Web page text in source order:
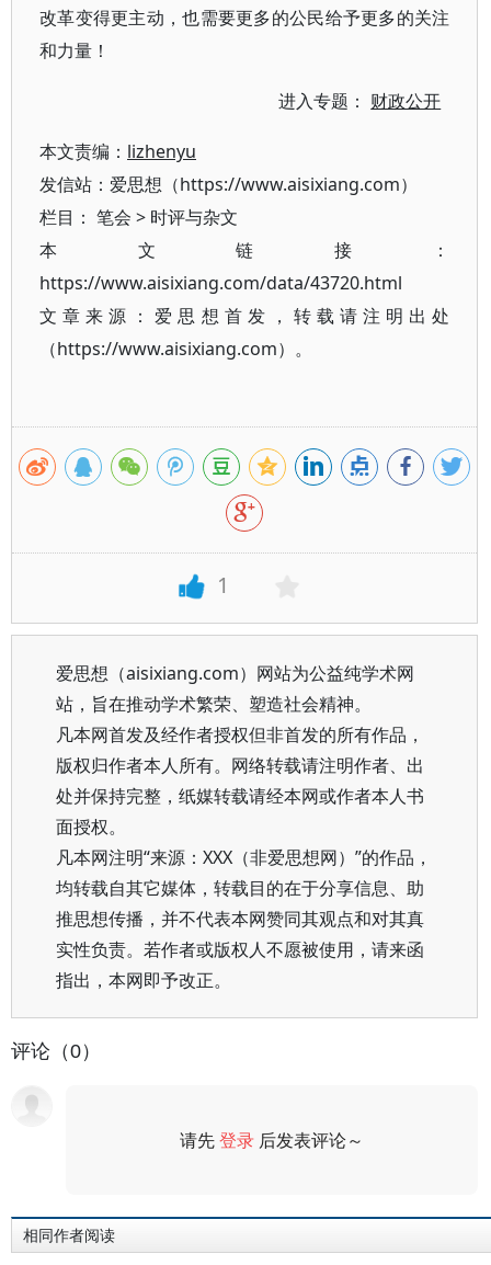
改革变得更主动，也需要更多的公民给予更多的关注
和力量！
进入专题： 财政公开
本文责编： lizhenyu
发信站：爱思想（https://www.aisixiang.com）
栏目： 笔会 > 时评与杂文
本文链接：
https://www.aisixiang.com/data/43720.html
文章来源：爱思想首发，转载请注明出处
（https://www.aisixiang.com）。
1
爱思想（aisixiang.com）网站为公益纯学术网
站，旨在推动学术繁荣、塑造社会精神。
凡本网首发及经作者授权但非首发的所有作品，
版权归作者本人所有。网络转载请注明作者、出
处并保持完整，纸媒转载请经本网或作者本人书
面授权。
凡本网注明“来源：XXX（非爱思想网）”的作品，
均转载自其它媒体，转载目的在于分享信息、助
推思想传播，并不代表本网赞同其观点和对其真
实性负责。若作者或版权人不愿被使用，请来函
指出，本网即予改正。
评论（0）
请先登录 后发表评论～
相同作者阅读